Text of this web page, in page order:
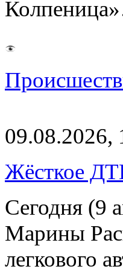
09.08.2026,
Жёсткое
Сегодня (9
Марины
легкового